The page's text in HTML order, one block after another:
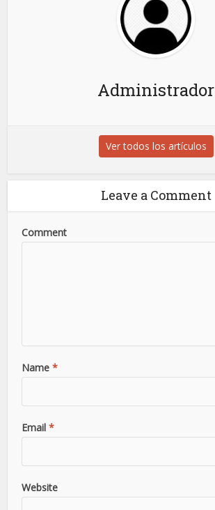
Administrador
Ver todos los artículos
Leave a Comment
Comment
Name *
Email *
Website